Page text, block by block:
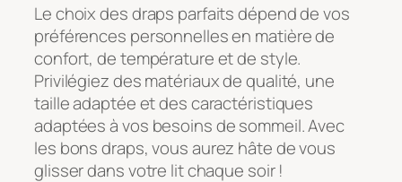
Le choix des draps parfaits dépend de vos
préférences personnelles en matière de
confort, de température et de style.
Privilégiez des matériaux de qualité, une
taille adaptée et des caractéristiques
adaptées à vos besoins de sommeil. Avec
les bons draps, vous aurez hâte de vous
glisser dans votre lit chaque soir !